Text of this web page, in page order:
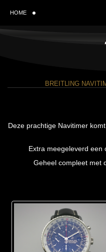
HOME
BREITLING
Deze prachtige Navitimer
Extra meegeleverd een
Geheel compleet met